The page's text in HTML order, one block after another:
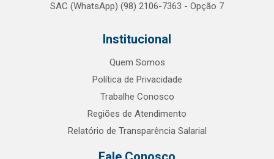
SAC (WhatsApp) (98) 2106-7363 - Opção 7
Institucional
Quem Somos
Política de Privacidade
Trabalhe Conosco
Regiões de Atendimento
Relatório de Transparência Salarial